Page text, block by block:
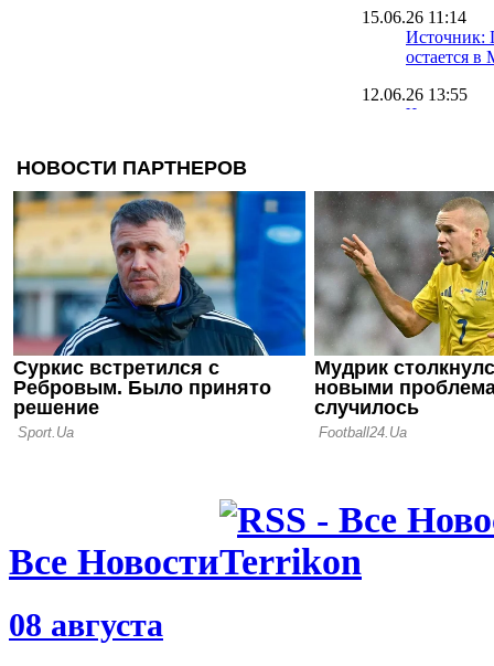
15.06.26 11:14
Источник:
остается в
12.06.26 13:55
Что за
11.06.26 19:20
Домашнее
чемпиона
матчем
09.06.26 19:12
Стало
новым
Пэлас
Все Новости
08 августа